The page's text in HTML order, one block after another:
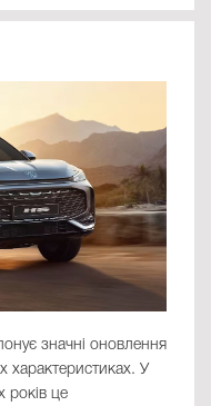
значні оновлення
характеристиках. У
років це